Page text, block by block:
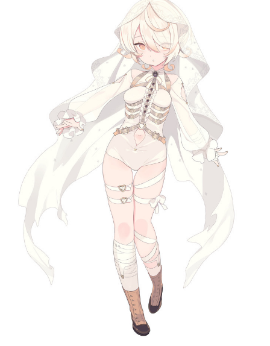
muevoクラウドファンディング
ぶいクラ！by muevo
ぶいコミュ！by muevo
ぶいマガ！ by muevo
Follow us
Official SNS